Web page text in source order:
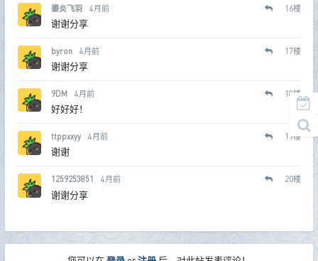
鎏炎飞羽 4月前 16楼
谢谢分享
byron 4月前 17楼
谢谢分享
9DM 4月前 18楼
好好好！
ttppxxyy 4月前 19楼
谢谢
1259253851 4月前 20楼
谢谢分享